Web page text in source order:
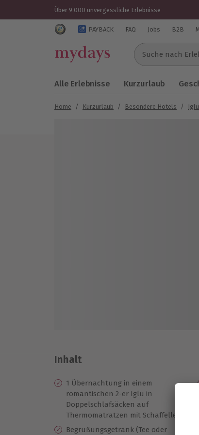
Über 9.000 unvergessliche Erlebnisse
Trustedshops Bewertungen für mydays.de
PAYBACK FAQ Jobs B2B
Suche nach
Alle Erlebnisse Kurzurlaub
Home / Kurzurlaub / Besondere Hotels /
Inhalt
1 Übernachtung in einem
romantischen 2-er Iglu in
Doppelschlafsäcken auf
Thermomatratzen mit Schaffellen
Begrüßungsgetränk (Tee oder